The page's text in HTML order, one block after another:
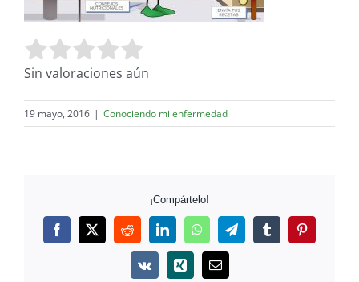
Valora este artículo:
Sin valoraciones aún
19 mayo, 2016 | Conociendo mi enfermedad
¡Compártelo!
FacebookTwitterRedditLinkedInWhatsAppTelegramTumblrPinterest
Vk Xing
Correo